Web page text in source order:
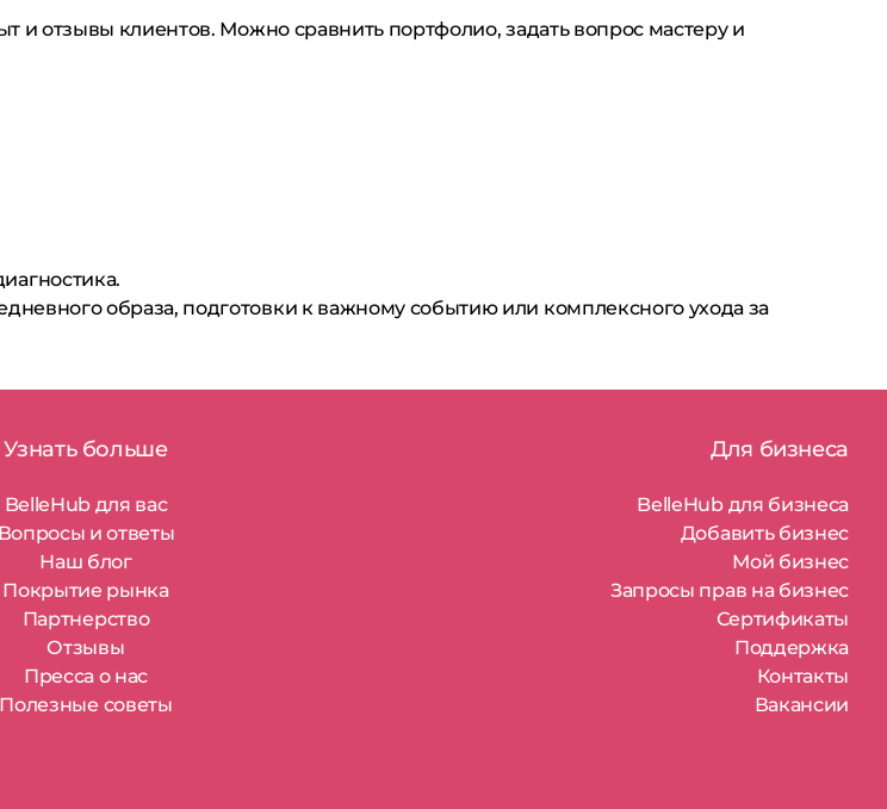
и отзывы клиентов. Можно сравнить портфолио, задать вопрос мастеру и
образа, подготовки к важному событию или комплексного ухода за
Узнать больше
BelleHub для вас
Вопросы и ответы
Наш блог
Покрытие рынка
Партнерство
Отзывы
Пресса о нас
Полезные советы
Для бизнеса
BelleHub для бизнеса
Добавить бизнес
Мой бизнес
Запросы прав на бизнес
Сертификаты
Поддержка
Контакты
Вакансии